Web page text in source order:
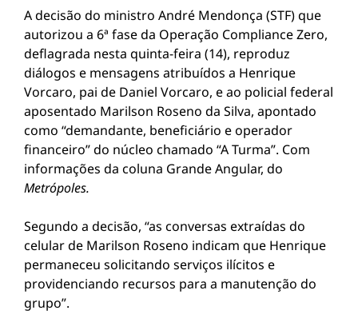
A decisão do ministro André Mendonça (STF) que
autorizou a 6ª fase da Operação Compliance Zero,
deflagrada nesta quinta-feira (14), reproduz
diálogos e mensagens atribuídos a Henrique
Vorcaro, pai de Daniel Vorcaro, e ao policial federal
aposentado Marilson Roseno da Silva, apontado
como “demandante, beneficiário e operador
financeiro” do núcleo chamado “A Turma”. Com
informações da coluna Grande Angular, do
Metrópoles.
Segundo a decisão, “as conversas extraídas do
celular de Marilson Roseno indicam que Henrique
permaneceu solicitando serviços ilícitos e
providenciando recursos para a manutenção do
grupo”.